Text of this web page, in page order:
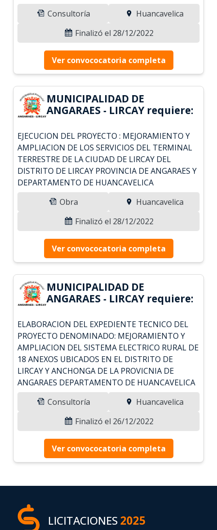
Consultoría
Huancavelica
Finalizó el 28/12/2022
Ver convococatoria completa
MUNICIPALIDAD DE
ANGARAES - LIRCAY requiere:
EJECUCION DEL PROYECTO : MEJORAMIENTO Y
AMPLIACION DE LOS SERVICIOS DEL TERMINAL
TERRESTRE DE LA CIUDAD DE LIRCAY DEL
DISTRITO DE LIRCAY PROVINCIA DE ANGARAES Y
DEPARTAMENTO DE HUANCAVELICA
Obra
Huancavelica
Finalizó el 28/12/2022
Ver convococatoria completa
MUNICIPALIDAD DE
ANGARAES - LIRCAY requiere:
ELABORACION DEL EXPEDIENTE TECNICO DEL
PROYECTO DENOMINADO: MEJORAMIENTO Y
AMPLIACION DEL SISTEMA ELECTRICO RURAL DE
18 ANEXOS UBICADOS EN EL DISTRITO DE
LIRCAY Y ANCHONGA DE LA PROVICNIA DE
ANGARAES DEPARTAMENTO DE HUANCAVELICA
Consultoría
Huancavelica
Finalizó el 26/12/2022
Ver convococatoria completa
LICITACIONES2025